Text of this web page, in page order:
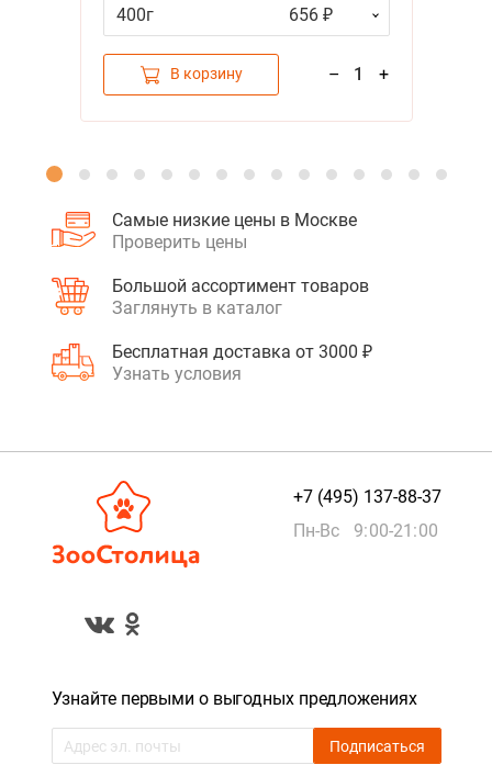
400г
656 ₽
В корзину – 1 +
Самые низкие цены в Москве
Проверить цены
Большой ассортимент товаров
Заглянуть в каталог
Бесплатная доставка от 3000 ₽
Узнать условия
+7 (495) 137-88-37
Пн-Вс 9:00-21:00
Узнайте первыми о выгодных предложениях
Подписаться